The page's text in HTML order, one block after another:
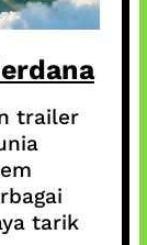
trailer
tarik